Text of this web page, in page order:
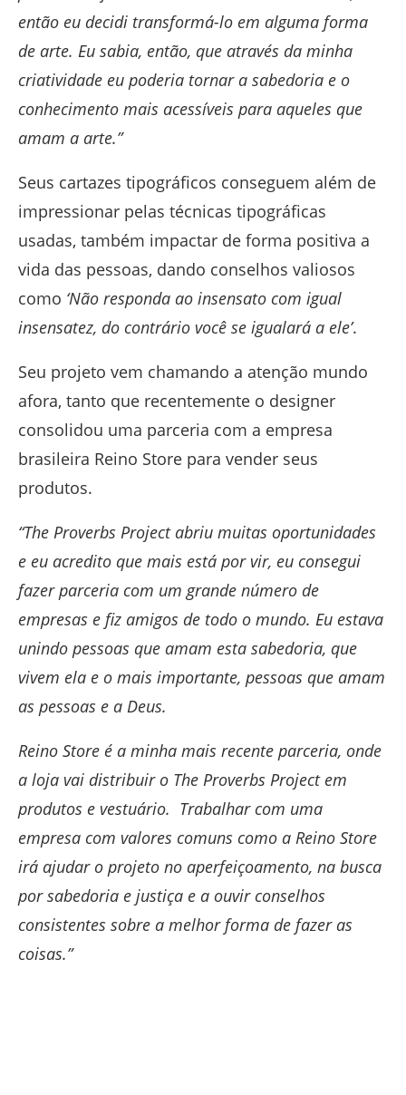
então eu decidi transformá-lo em alguma forma
de arte. Eu sabia, então, que através da minha
criatividade eu poderia tornar a sabedoria e o
conhecimento mais acessíveis para aqueles que
amam a arte.”
Seus cartazes tipográficos conseguem além de
impressionar pelas técnicas tipográficas
usadas, também impactar de forma positiva a
vida das pessoas, dando conselhos valiosos
como ‘Não responda ao insensato com igual
insensatez, do contrário você se igualará a ele’.
Seu projeto vem chamando a atenção mundo
afora, tanto que recentemente o designer
consolidou uma parceria com a empresa
brasileira Reino Store para vender seus
produtos.
“The Proverbs Project abriu muitas oportunidades
e eu acredito que mais está por vir, eu consegui
fazer parceria com um grande número de
empresas e fiz amigos de todo o mundo. Eu estava
unindo pessoas que amam esta sabedoria, que
vivem ela e o mais importante, pessoas que amam
as pessoas e a Deus.
Reino Store é a minha mais recente parceria, onde
a loja vai distribuir o The Proverbs Project em
produtos e vestuário. Trabalhar com uma
empresa com valores comuns como a Reino Store
irá ajudar o projeto no aperfeiçoamento, na busca
por sabedoria e justiça e a ouvir conselhos
consistentes sobre a melhor forma de fazer as
coisas.”